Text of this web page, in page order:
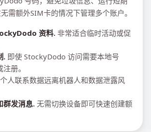
需额外SIM卡的情况下管理多个账户。
资料. 非常适合临时活动或促
. 即使 StockyDodo 访问需要本地号
册。
人联系数据远离机器人和数据泄露风
群发消息.无需切换设备即可快速创建额